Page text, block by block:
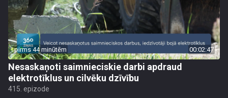
pirms 44 minūtēm 00:02:47
Nesaskaņoti saimnieciskie darbi apdraud
elektrotīklus un cilvēku dzīvību
415. epizode